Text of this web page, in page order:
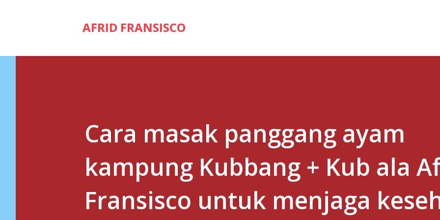
AFRID FRANSISCO
Cara masak panggang ayam
kampung Kubbang + Kub ala
Fransisco untuk menjaga